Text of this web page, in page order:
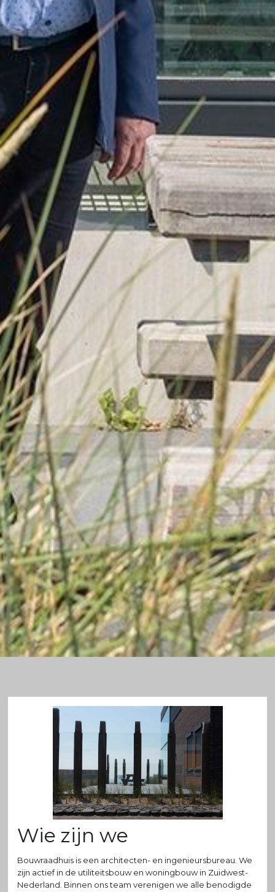
Wie zijn we
Bouwraadhuis is een architecten- en ingenieursbureau. We
zijn actief in de utiliteitsbouw en woningbouw in Zuidwest-
Nederland. Binnen ons team verenigen we alle benodigde